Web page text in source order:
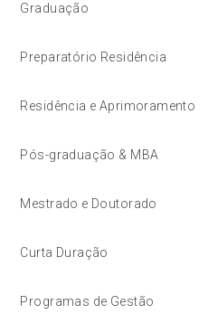
Graduação
Preparatório Residência
Residência e Aprimoramento
Pós-graduação & MBA
Mestrado e Doutorado
Curta Duração
Programas de Gestão